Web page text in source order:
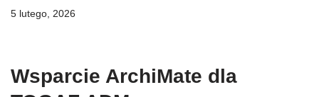
5 lutego, 2026
Wsparcie ArchiMate dla